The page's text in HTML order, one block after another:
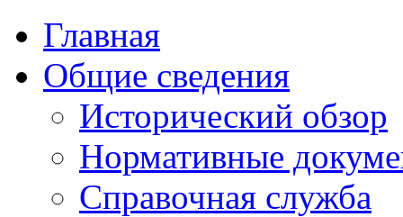
Главная
Общие сведения
Исторический обзор
Нормативные
Справочная служба